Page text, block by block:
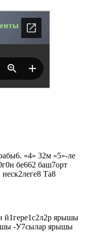
«4» 32м «5»-ле
бе662 баш7орт
Та8
ярышы
-У7сылар ярышы